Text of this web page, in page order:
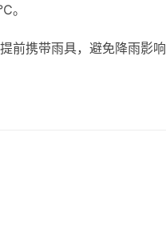
。
前携带雨具，避免降雨影响